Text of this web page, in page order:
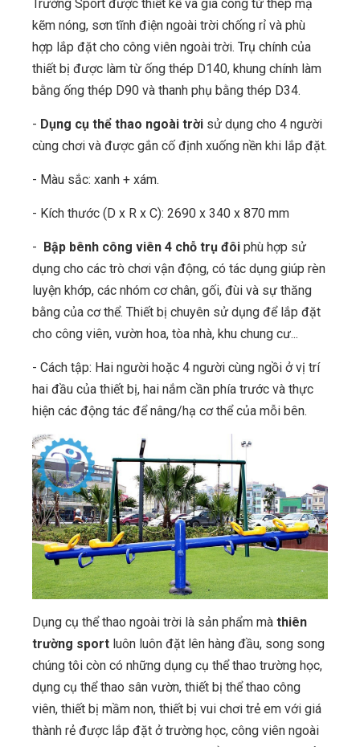
Trường Sport được thiết kế và gia công từ thép mạ
kẽm nóng, sơn tĩnh điện ngoài trời chống rỉ và phù
hợp lắp đặt cho công viên ngoài trời. Trụ chính của
thiết bị được làm từ ống thép D140, khung chính làm
bằng ống thép D90 và thanh phụ bằng thép D34.
- Dụng cụ thể thao ngoài trời sử dụng cho 4 người
cùng chơi và được gắn cố định xuống nền khi lắp đặt.
- Màu sắc: xanh + xám.
- Kích thước (D x R x C): 2690 x 340 x 870 mm
- Bập bênh công viên 4 chỗ trụ đôi phù hợp sử
dụng cho các trò chơi vận động, có tác dụng giúp rèn
luyện khớp, các nhóm cơ chân, gối, đùi và sự thăng
bằng của cơ thể. Thiết bị chuyên sử dụng để lắp đặt
cho công viên, vườn hoa, tòa nhà, khu chung cư...
- Cách tập: Hai người hoặc 4 người cùng ngồi ở vị trí
hai đầu của thiết bị, hai nắm cần phía trước và thực
hiện các động tác để nâng/hạ cơ thể của mỗi bên.
Dụng cụ thể thao ngoài trời là sản phẩm mà thiên
trường sport luôn luôn đặt lên hàng đầu, song song
chúng tôi còn có những dụng cụ thể thao trường học,
dụng cụ thể thao sân vườn, thiết bị thể thao công
viên, thiết bị mầm non, thiết bị vui chơi trẻ em với giá
thành rẻ được lắp đặt ở trường học, công viên ngoài